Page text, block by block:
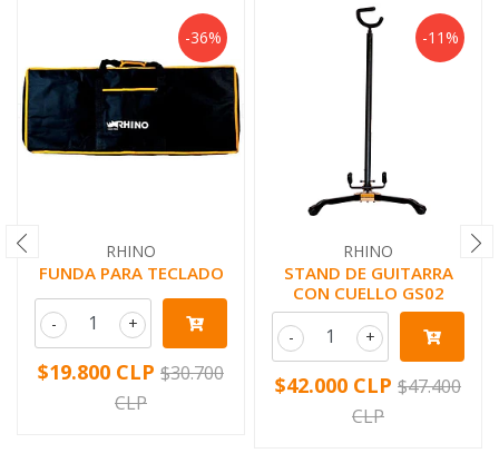
-36%
RHINO
FUNDA PARA TECLADO
+
-
$19.800 CLP $30.700
CLP
-11%
RHINO
STAND DE GUITARRA
CON CUELLO GS02
+
-
$42.000 CLP $47.400
CLP